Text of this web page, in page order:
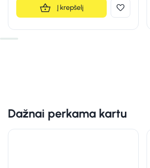
Į krepšelį
Dažnai perkama kartu